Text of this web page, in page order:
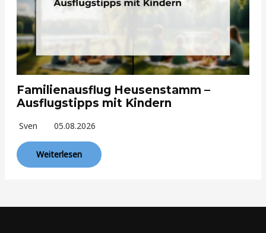
Familienausflug Heusenstamm –
Ausflugstipps mit Kindern
Sven 05.08.2026
Weiterlesen